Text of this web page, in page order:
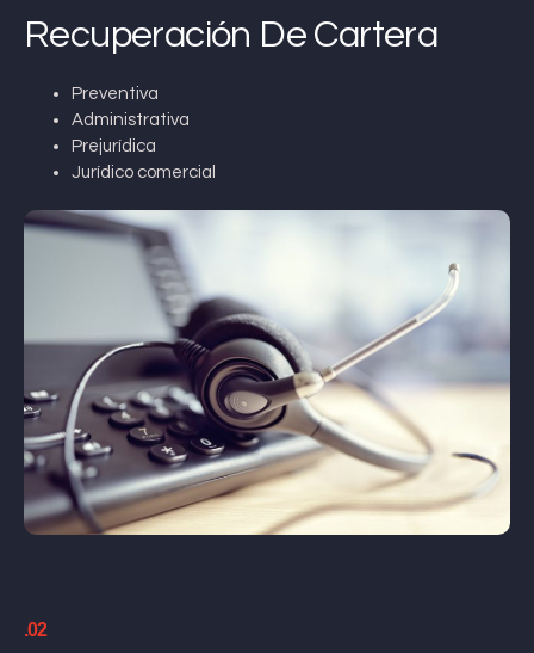
Recuperación De Cartera
Preventiva
Administrativa
Prejurídica
Jurídico comercial
.02